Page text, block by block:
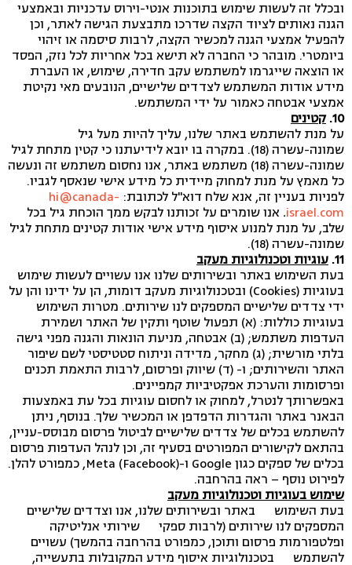
ובכלל זה לעשות שימוש בתוכנות אנטי-וירוס עדכניות ובאמצעי
הגנה נאותים לציוד הקצה שדרכו מתבצעת הגישה לאתר, וכן
להפעיל אמצעי הגנה למכשיר הקצה, לרבות סיסמה או זיהוי
ביומטרי. מובהר כי החברה לא תישא בכל אחריות לכל נזק, הפסד
או הוצאה שייגרמו למשתמש עקב חדירה, שימוש, או העברת
מידע אודות המשתמש לצדדים שלישיים, הנובעים מאי נקיטת
אמצעי אבטחה כאמור על ידי המשתמש.
10. קטינים
על מנת להשתמש באתר שלנו, עליך להיות מעל גיל
שמונה-עשרה (18). במקרה בו יובא לידיעתנו כי קטין מתחת לגיל
שמונה-עשרה (18) משתמש באתר, אנו נחסום משתמש זה ונעשה
כל מאמץ על מנת למחוק מיידית כל מידע אישי שנאסף לגביו.
לפניות בעניין זה, אנא שלח דוא"ל לכתובת: hi@canada-
israel.com
. אנו שומרים על זכותנו לבקש ממך הוכחת גיל בכל
שלב, על מנת למנוע איסוף מידע אישי אודות קטינים מתחת לגיל
שמונה-עשרה (18).
11. עוגיות וטכנולוגיות מעקב
בעת השימוש באתר ובשירותים שלנו אנו עשויים לעשות שימוש
בעוגיות (Cookies) ובטכנולוגיות מעקב דומות, הן על ידינו והן על
ידי צדדים שלישיים המספקים לנו שירותים. מטרות השימוש
בעוגיות כוללות: (א) תפעול שוטף ותקין של האתר ושמירת
העדפות משתמש; (ב) אבטחה, מניעת הונאות והגנה מפני גישה
בלתי מורשית; (ג) מחקר, מדידה וניתוח סטטיסטי לשם שיפור
האתר והשירותים; ו- (ד) שיווק ופרסום, לרבות התאמת תכנים
ופרסומות והערכת אפקטיביות קמפיינים.
באפשרותך לנטרל, למחוק או לחסום עוגיות בכל עת באמצעות
הבאנר באתר והגדרות הדפדפן או המכשיר שלך. בנוסף, ניתן
להשתמש בכלים של צדדים שלישיים לביטול פרסום מבוסס-עניין,
בהתאם לקישורים המפורטים בסעיף זה, וכן לנהל העדפות פרסום
בכלים של ספקים כגון Google ו-Meta (Facebook), כמפורט להלן.
לפירוט נוסף – ראה בהרחבה.
שימוש בעוגיות וטכנולוגיות מעקב
בעת השימוש באתר ובשירותים שלנו, אנו וצדדים שלישיים
המספקים לנו שירותים (לרבות ספקי שירותי אנליטיקה
ופלטפורמות פרסום ותוכן, כמפורט בהרחבה בהמשך) עשויים
להשתמש בטכנולוגיות איסוף מידע המקובלות בתעשייה,